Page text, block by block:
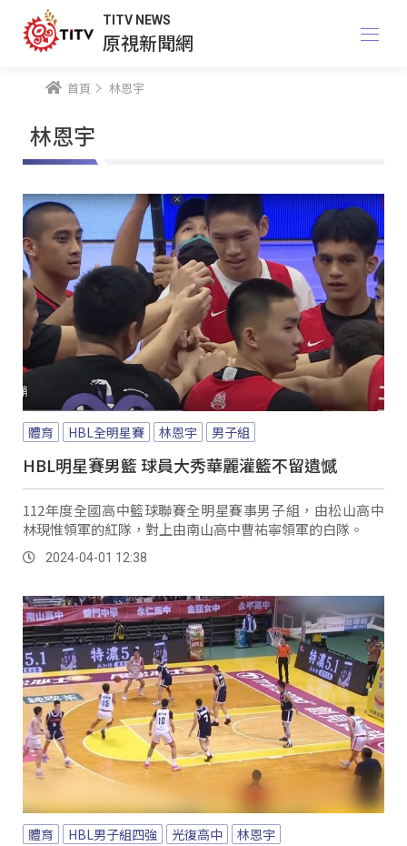
TITV NEWS
原視新聞網
首頁 林恩宇
林恩宇
體育 HBL全明星賽 林恩宇 男子組
HBL明星賽男籃 球員大秀華麗灌籃不留遺憾
112年度全國高中籃球聯賽全明星賽事男子組，由松山高中
林現惟領軍的紅隊，對上由南山高中曹祐寧領軍的白隊。
2024-04-01 12:38
體育 HBL男子組四強 光復高中 林恩宇